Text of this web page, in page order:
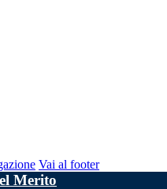
Vai al footer
Merito